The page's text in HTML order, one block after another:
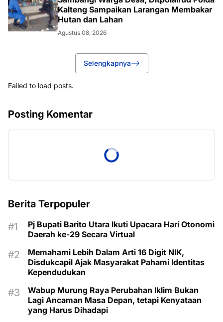
Kalteng Sampaikan Larangan Membakar
Hutan dan Lahan
Agustus 08, 2026
Selengkapnya
Failed to load posts.
Posting Komentar
Berita Terpopuler
Pj Bupati Barito Utara Ikuti Upacara Hari Otonomi
Daerah ke-29 Secara Virtual
Memahami Lebih Dalam Arti 16 Digit NIK,
Disdukcapil Ajak Masyarakat Pahami Identitas
Kependudukan
Wabup Murung Raya Perubahan Iklim Bukan
Lagi Ancaman Masa Depan, tetapi Kenyataan
yang Harus Dihadapi